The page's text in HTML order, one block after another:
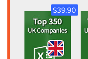
$39.90